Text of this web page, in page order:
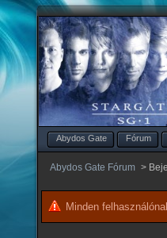
Abydos Gate Fórum
Abydos Gate Fórum >
Minden